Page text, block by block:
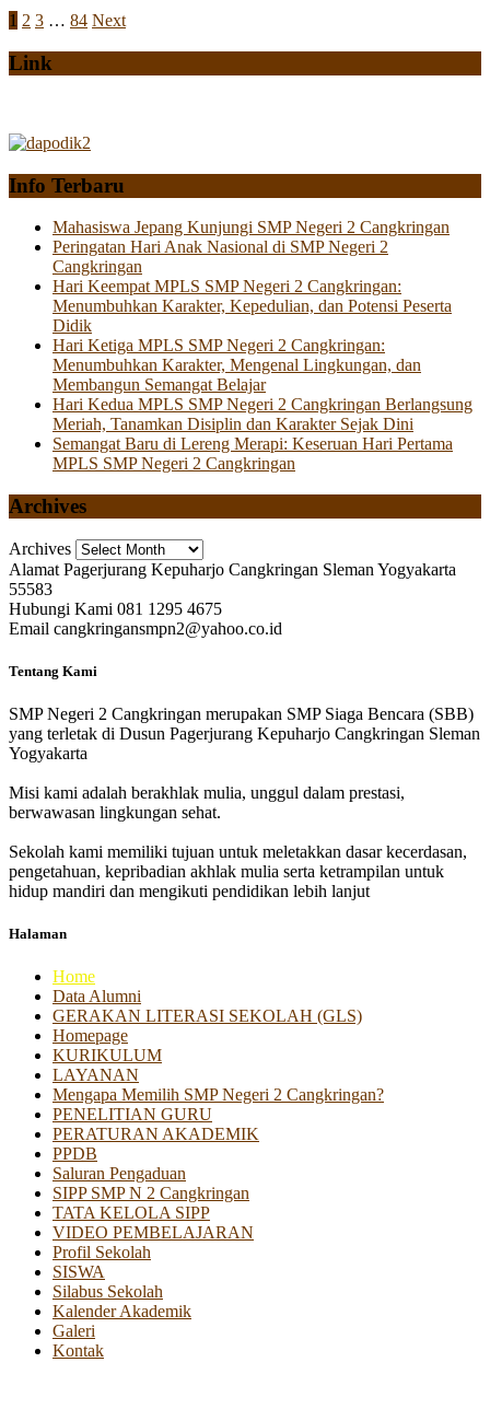
1 2 3 … 84 Next
Link
Info Terbaru
Mahasiswa Jepang Kunjungi SMP Negeri 2 Cangkringan
Peringatan Hari Anak Nasional di SMP Negeri 2
Cangkringan
Hari Keempat MPLS SMP Negeri 2 Cangkringan:
Menumbuhkan Karakter, Kepedulian, dan Potensi Peserta
Didik
Hari Ketiga MPLS SMP Negeri 2 Cangkringan:
Menumbuhkan Karakter, Mengenal Lingkungan, dan
Membangun Semangat Belajar
Hari Kedua MPLS SMP Negeri 2 Cangkringan Berlangsung
Meriah, Tanamkan Disiplin dan Karakter Sejak Dini
Semangat Baru di Lereng Merapi: Keseruan Hari Pertama
MPLS SMP Negeri 2 Cangkringan
Archives
Archives
Alamat Pagerjurang Kepuharjo Cangkringan Sleman Yogyakarta
55583
Hubungi Kami 081 1295 4675
Email cangkringansmpn2@yahoo.co.id
Tentang Kami
SMP Negeri 2 Cangkringan merupakan SMP Siaga Bencara (SBB)
yang terletak di Dusun Pagerjurang Kepuharjo Cangkringan Sleman
Yogyakarta
Misi kami adalah berakhlak mulia, unggul dalam prestasi,
berwawasan lingkungan sehat.
Sekolah kami memiliki tujuan untuk meletakkan dasar kecerdasan,
pengetahuan, kepribadian akhlak mulia serta ketrampilan untuk
hidup mandiri dan mengikuti pendidikan lebih lanjut
Halaman
Home
Data Alumni
GERAKAN LITERASI SEKOLAH (GLS)
Homepage
KURIKULUM
LAYANAN
Mengapa Memilih SMP Negeri 2 Cangkringan?
PENELITIAN GURU
PERATURAN AKADEMIK
PPDB
Saluran Pengaduan
SIPP SMP N 2 Cangkringan
TATA KELOLA SIPP
VIDEO PEMBELAJARAN
Profil Sekolah
SISWA
Silabus Sekolah
Kalender Akademik
Galeri
Kontak